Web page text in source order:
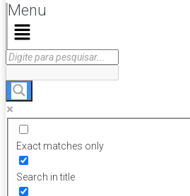
Menu
Exact matches only
Search in title